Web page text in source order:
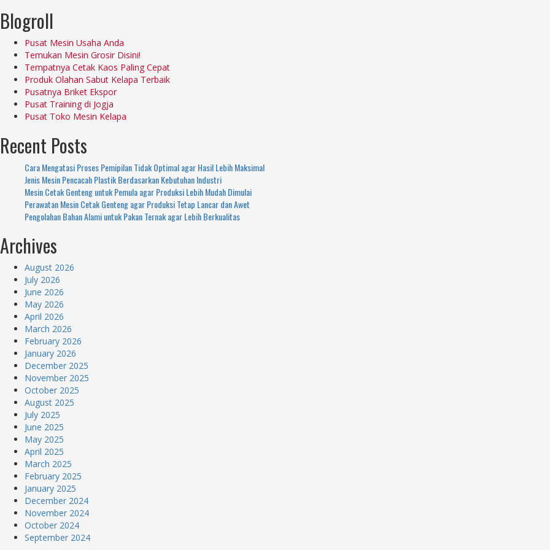
Blogroll
Pusat Mesin Usaha Anda
Temukan Mesin Grosir Disini!
Tempatnya Cetak Kaos Paling Cepat
Produk Olahan Sabut Kelapa Terbaik
Pusatnya Briket Ekspor
Pusat Training di Jogja
Pusat Toko Mesin Kelapa
Recent Posts
Cara Mengatasi Proses Pemipilan Tidak Optimal agar Hasil Lebih Maksimal
Jenis Mesin Pencacah Plastik Berdasarkan Kebutuhan Industri
Mesin Cetak Genteng untuk Pemula agar Produksi Lebih Mudah Dimulai
Perawatan Mesin Cetak Genteng agar Produksi Tetap Lancar dan Awet
Pengolahan Bahan Alami untuk Pakan Ternak agar Lebih Berkualitas
Archives
August 2026
July 2026
June 2026
May 2026
April 2026
March 2026
February 2026
January 2026
December 2025
November 2025
October 2025
August 2025
July 2025
June 2025
May 2025
April 2025
March 2025
February 2025
January 2025
December 2024
November 2024
October 2024
September 2024